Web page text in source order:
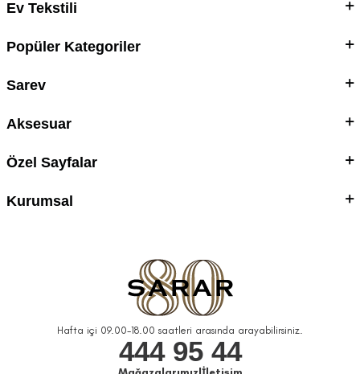
Ev Tekstili
Popüler Kategoriler
Sarev
Aksesuar
Özel Sayfalar
Kurumsal
Hafta içi 09.00-18.00 saatleri arasında arayabilirsiniz.
444 95 44